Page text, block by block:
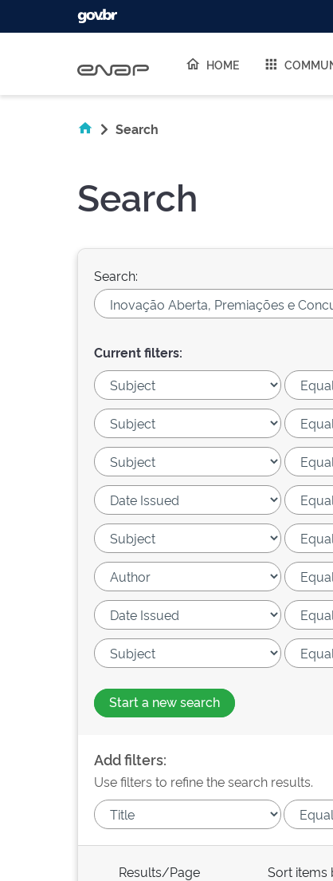
HOME
Search
Search
Search:
Current filters:
Start a new search
Add filters:
Use filters to refine the search results.
Results/Page Sort items